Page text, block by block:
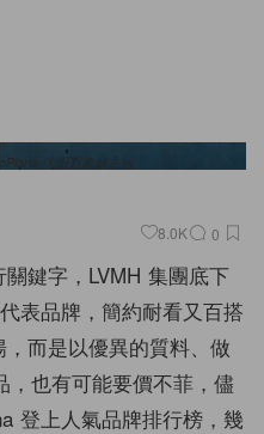
沈阳万象城方园
8.0K 0
關鍵字，LVMH 集團底下
表品牌，簡約耐看又百搭
而是以優異的質料、做
，也有可能要價不菲，儘
登上人氣品牌排行榜，幾